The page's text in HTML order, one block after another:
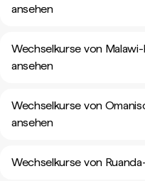
ansehen
Wechselkurse von
ansehen
Wechselkurse von
ansehen
Wechselkurse von